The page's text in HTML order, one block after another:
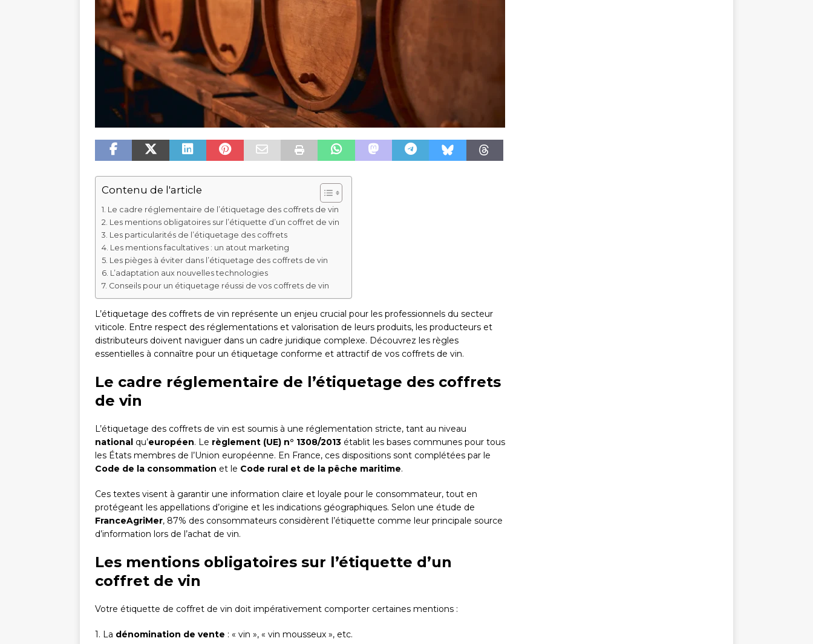
Contenu de l'article
Le cadre réglementaire de l’étiquetage des coffrets de vin
Les mentions obligatoires sur l’étiquette d’un coffret de vin
Les particularités de l’étiquetage des coffrets
Les mentions facultatives : un atout marketing
Les pièges à éviter dans l’étiquetage des coffrets de vin
L’adaptation aux nouvelles technologies
Conseils pour un étiquetage réussi de vos coffrets de vin
L’étiquetage des coffrets de vin représente un enjeu crucial pour les professionnels du secteur
viticole. Entre respect des réglementations et valorisation de leurs produits, les producteurs et
distributeurs doivent naviguer dans un cadre juridique complexe. Découvrez les règles
essentielles à connaître pour un étiquetage conforme et attractif de vos coffrets de vin.
Le cadre réglementaire de l’étiquetage des coffrets
de vin
L’étiquetage des coffrets de vin est soumis à une réglementation stricte, tant au niveau
national qu’européen. Le règlement (UE) n° 1308/2013 établit les bases communes pour tous
les États membres de l’Union européenne. En France, ces dispositions sont complétées par le
Code de la consommation et le Code rural et de la pêche maritime.
Ces textes visent à garantir une information claire et loyale pour le consommateur, tout en
protégeant les appellations d’origine et les indications géographiques. Selon une étude de
FranceAgriMer, 87% des consommateurs considèrent l’étiquette comme leur principale source
d’information lors de l’achat de vin.
Les mentions obligatoires sur l’étiquette d’un
coffret de vin
Votre étiquette de coffret de vin doit impérativement comporter certaines mentions :
1. La dénomination de vente : « vin », « vin mousseux », etc.